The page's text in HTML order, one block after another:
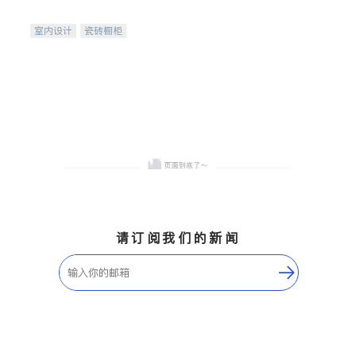
室内设计
瓷砖橱柜
请订阅我们的新闻